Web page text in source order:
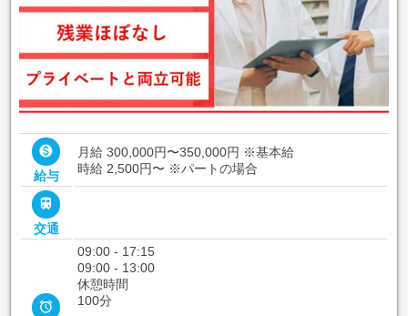

給与
月給 300,000円〜350,000円 ※基本給
時給 2,500円〜 ※パートの場合

交通

09:00 - 17:15
09:00 - 13:00
休憩時間
100分